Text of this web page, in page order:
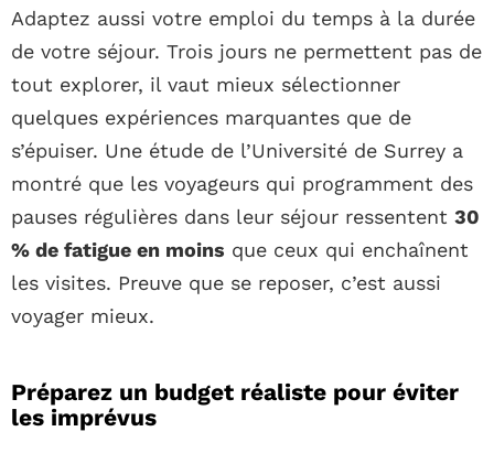
Adaptez aussi votre emploi du temps à la durée
de votre séjour. Trois jours ne permettent pas de
tout explorer, il vaut mieux sélectionner
quelques expériences marquantes que de
s’épuiser. Une étude de l’Université de Surrey a
montré que les voyageurs qui programment des
pauses régulières dans leur séjour ressentent 30
% de fatigue en moins que ceux qui enchaînent
les visites. Preuve que se reposer, c’est aussi
voyager mieux.
Préparez un budget réaliste pour éviter
les imprévus